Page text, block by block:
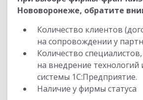
Нововоронеже, обратите
Количество клиентов
на сопровождении у
Количество
на внедрение
системы 1С:Предприятие.
Наличие у фирмы статуса